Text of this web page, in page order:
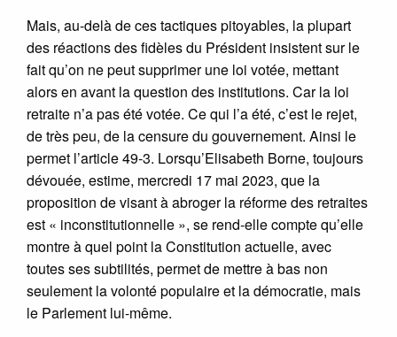
Mais, au-delà de ces tactiques pitoyables, la plupart
des réactions des fidèles du Président insistent sur le
fait qu’on ne peut supprimer une loi votée, mettant
alors en avant la question des institutions. Car la loi
retraite n’a pas été votée. Ce qui l’a été, c’est le rejet,
de très peu, de la censure du gouvernement. Ainsi le
permet l’article 49-3. Lorsqu’Elisabeth Borne, toujours
dévouée, estime, mercredi 17 mai 2023, que la
proposition de visant à abroger la réforme des retraites
est « inconstitutionnelle », se rend-elle compte qu’elle
montre à quel point la Constitution actuelle, avec
toutes ses subtilités, permet de mettre à bas non
seulement la volonté populaire et la démocratie, mais
le Parlement lui-même.